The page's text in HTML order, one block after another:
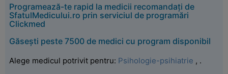
Programează-te rapid la medicii recomandați de
SfatulMedicului.ro prin serviciul de programări
Clickmed
Găsești peste 7500 de medici cu program disponibil
Alege medicul potrivit pentru: Psihologie-psihiatrie , .